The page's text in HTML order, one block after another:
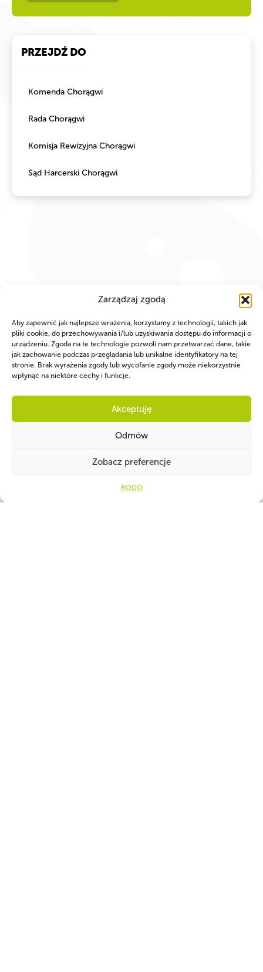
Zarządzaj zgodą
Aby zapewnić jak najlepsze wrażenia, korzystamy z technologii, takich jak
pliki cookie, do przechowywania i/lub uzyskiwania dostępu do informacji o
urządzeniu. Zgoda na te technologie pozwoli nam przetwarzać dane, takie
jak zachowanie podczas przeglądania lub unikalne identyfikatory na tej
stronie. Brak wyrażenia zgody lub wycofanie zgody może niekorzystnie
wpłynąć na niektóre cechy i funkcje.
Akceptuję
Odmów
Zobacz preferencje
RODO
PRZEJDŹ DO
Komenda Chorągwi
Rada Chorągwi
Komisja Rewizyjna Chorągwi
Sąd Harcerski Chorągwi